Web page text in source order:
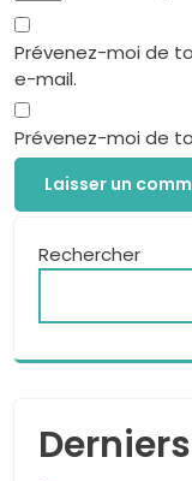
Prévenez-moi de
e-mail.
Prévenez-moi de
Rechercher